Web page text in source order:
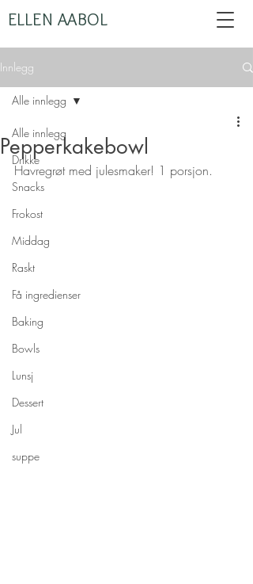
ELLEN AABOL
Innlegg
Alle innlegg
Drikke
Snacks
Frokost
Middag
Raskt
Få ingredienser
Baking
Bowls
Lunsj
Dessert
Jul
suppe
Alle innlegg
Pepperkakebowl
Havregrøt med julesmaker! 1 porsjon.